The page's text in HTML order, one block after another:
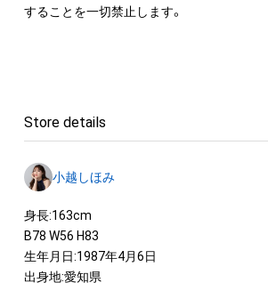
することを一切禁止します。
Store details
小越しほみ
身長:163cm
B78 W56 H83
生年月日:1987年4月6日
出身地:愛知県